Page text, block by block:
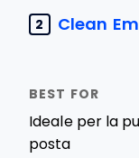
2 Clean
Ideale per la
posta